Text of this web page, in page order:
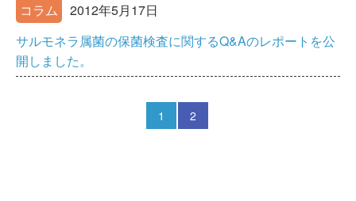
コラム
2012年5月17日
サルモネラ属菌の保菌検査に関するQ&Aのレポートを公
開しました。
1 2